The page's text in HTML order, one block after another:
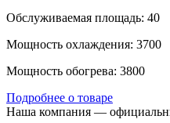
Обслуживаемая площадь: 40
Мощность охлаждения: 3700
Мощность обогрева: 3800
Подробнее о товаре
Наша компания —